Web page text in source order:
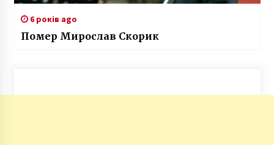
6 років ago
Помер Мирослав Скорик